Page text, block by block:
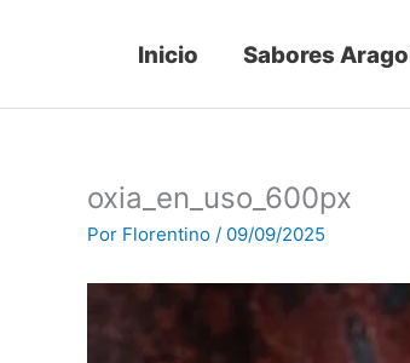
Inicio Sabores
oxia_en_uso_600px
Por Florentino / 09/09/2025